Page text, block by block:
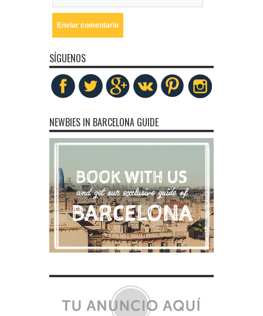
SÍGUENOS
NEWBIES IN BARCELONA GUIDE